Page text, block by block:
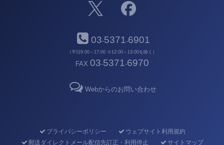
03-5371-6901
（平日9:00～17:00 ※12:00～13:00を除く）
FAX 03-5371-6970
Webからのお問い合わせ
プライバシーポリシー
ウェブサイト利用規約
郵送ダイレクトメール配信先訂正・利用停止
サイトマップ